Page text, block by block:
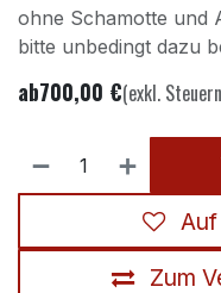
ohne Schamotte und
bitte unbedingt dazu
ab700,00 €(exkl.
Zum